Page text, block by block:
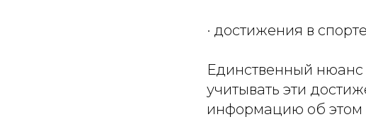
· достижения в
Единственный нюанс
учитывать эти
информацию об этом